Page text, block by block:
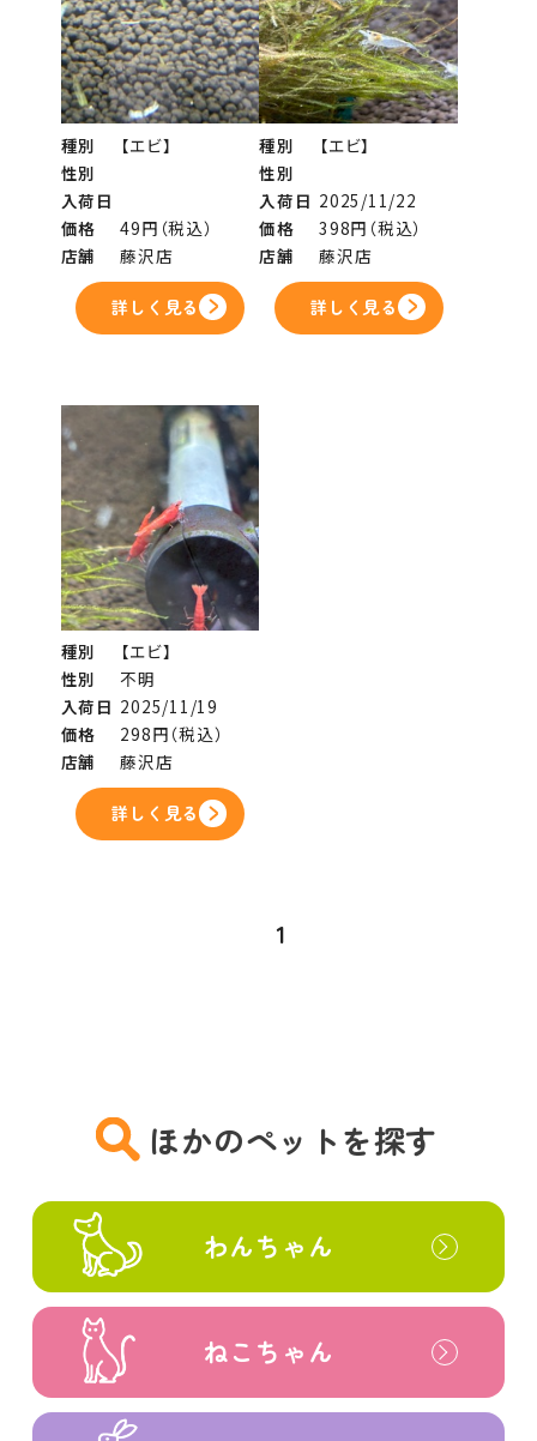
種別
【エビ】
性別
入荷日
価格
49円（税込）
店舗
藤沢店
詳しく見る
種別
【エビ】
性別
入荷日 2025/11/22
価格
398円（税込）
店舗
藤沢店
詳しく見る
種別
【エビ】
性別
不明
入荷日 2025/11/19
価格
298円（税込）
店舗
藤沢店
詳しく見る
1
ほかのペットを探す
わんちゃん
ねこちゃん